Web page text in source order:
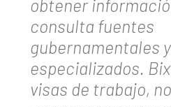
obtener
consulta fuentes
gubernamentales
especializados.
visas de trabajo,